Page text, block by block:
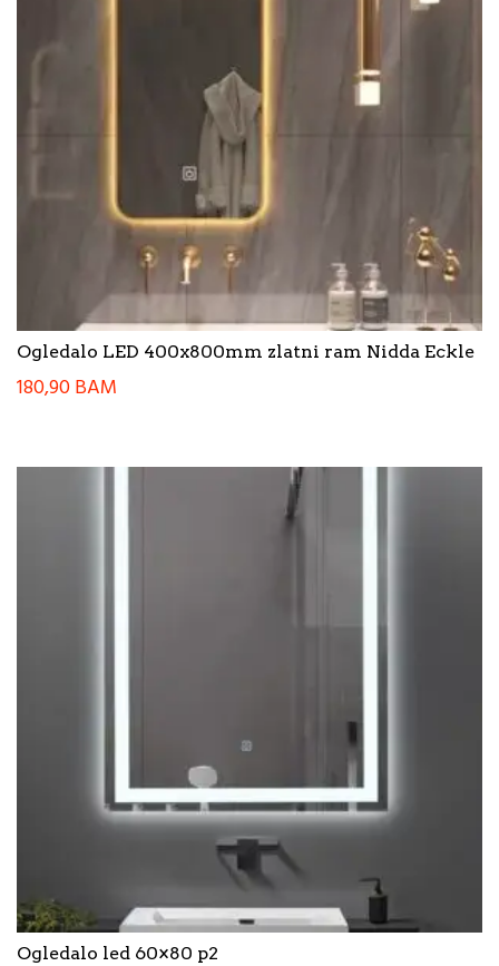
Ogledalo LED 400x800mm zlatni ram Nidda Eckle
180,90BAM
Ogledalo led 60×80 p2